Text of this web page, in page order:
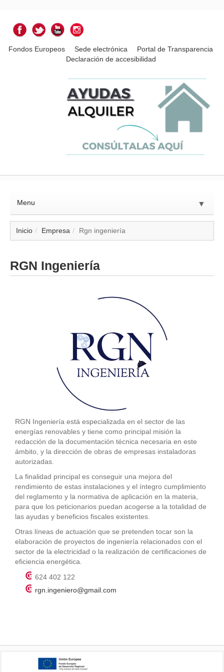
Fondos Europeos Sede electrónica
Portal de Transparencia
Declaración de accesibilidad
Menu ▼
▼
Inicio Empresa Rgn ingeniería
RGN Ingeniería
RGN Ingeniería está especializada en el sector de las
energías renovables y tiene como principal misión la
redacción de la documentación técnica necesaria en este
ámbito, y la dirección de obras de empresas instaladoras
autorizadas.
La finalidad principal es conseguir una mejora del
rendimiento de estas instalaciones y el íntegro cumplimiento
del reglamento y la normativa de aplicación en la materia,
para que los peticionarios puedan acogerse a la totalidad de
las ayudas y beneficios fiscales existentes.
Otras líneas de actuación que se pretenden tocar son la
elaboración de proyectos de ingeniería relacionados con el
sector de la electricidad o la realización de certificaciones de
eficiencia energética.
624 402 122
rgn.ingeniero@gmail.com